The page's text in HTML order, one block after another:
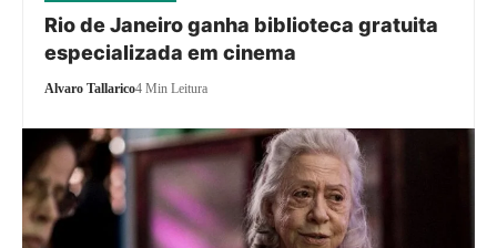
Rio de Janeiro ganha biblioteca gratuita
especializada em cinema
Alvaro Tallarico4 Min Leitura